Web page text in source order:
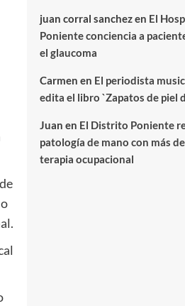
juan corral sanchezen El
Poniente conciencia a
el glaucoma
Carmen en El periodista
edita el libro `Zapatos de piel
Juan en El Distrito Poniente
patología de mano con más
terapia ocupacional